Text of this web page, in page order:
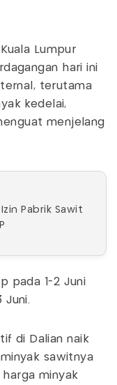
Lumpur
hari ini
terutama
kedelai,
menjelang
Pabrik Sawit
pada 1-2 Juni
Juni.
di Dalian naik
sawitnya
minyak